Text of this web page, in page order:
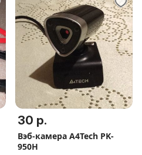
30 р.
Вэб-камера A4Tech PK-
950H